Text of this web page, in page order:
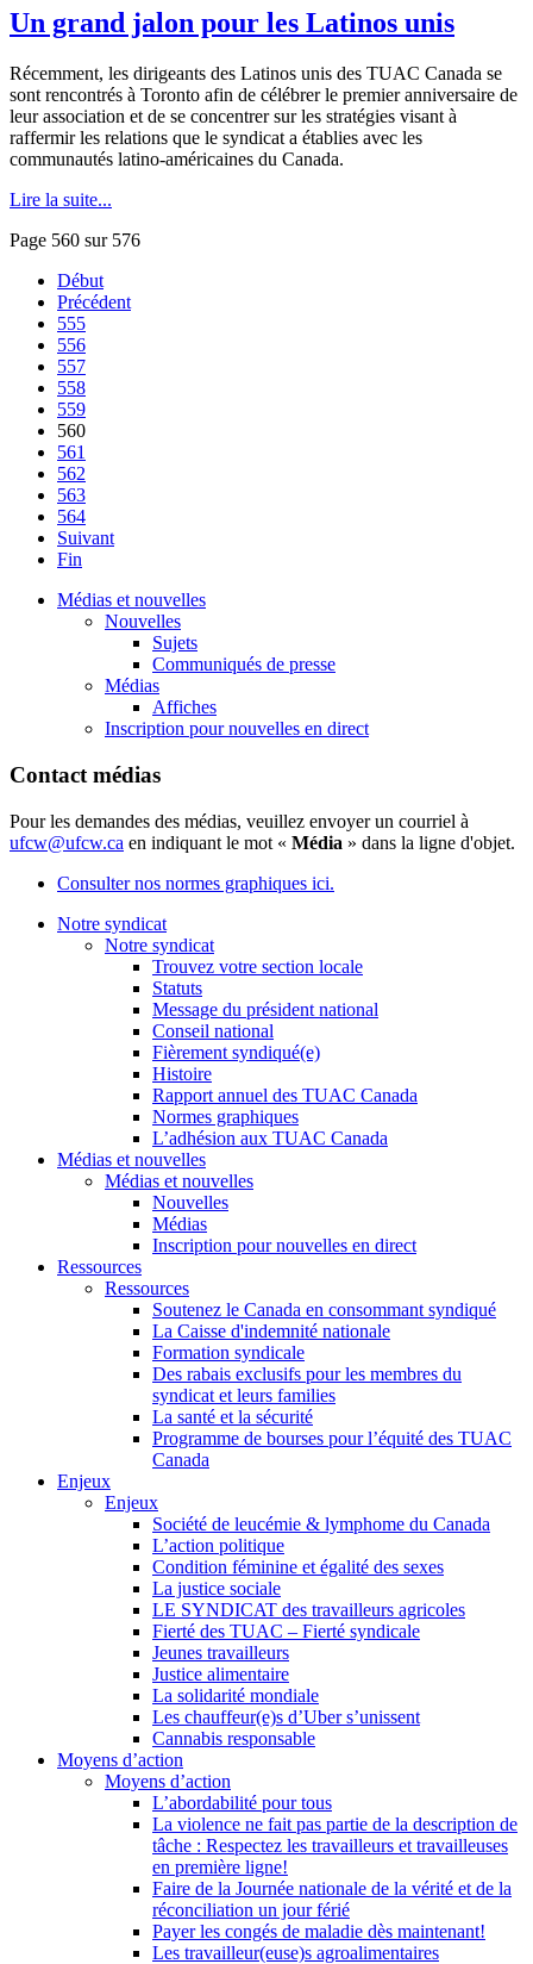
Un grand jalon pour les Latinos unis
Récemment, les dirigeants des Latinos unis des TUAC Canada se
sont rencontrés à Toronto afin de célébrer le premier anniversaire de
leur association et de se concentrer sur les stratégies visant à
raffermir les relations que le syndicat a établies avec les
communautés latino-américaines du Canada.
Lire la suite...
Page 560 sur 576
Début
Précédent
555
556
557
558
559
560
561
562
563
564
Suivant
Fin
Médias et nouvelles
Nouvelles
Sujets
Communiqués de presse
Médias
Affiches
Inscription pour nouvelles en direct
Contact médias
Pour les demandes des médias, veuillez envoyer un courriel à
ufcw@ufcw.ca en indiquant le mot « Média » dans la ligne d'objet.
Consulter nos normes graphiques ici.
Notre syndicat
Notre syndicat
Trouvez votre section locale
Statuts
Message du président national
Conseil national
Fièrement syndiqué(e)
Histoire
Rapport annuel des TUAC Canada
Normes graphiques
L’adhésion aux TUAC Canada
Médias et nouvelles
Médias et nouvelles
Nouvelles
Médias
Inscription pour nouvelles en direct
Ressources
Ressources
Soutenez le Canada en consommant syndiqué
La Caisse d'indemnité nationale
Formation syndicale
Des rabais exclusifs pour les membres du
syndicat et leurs families
La santé et la sécurité
Programme de bourses pour l’équité des TUAC
Canada
Enjeux
Enjeux
Société de leucémie & lymphome du Canada
L’action politique
Condition féminine et égalité des sexes
La justice sociale
LE SYNDICAT des travailleurs agricoles
Fierté des TUAC – Fierté syndicale
Jeunes travailleurs
Justice alimentaire
La solidarité mondiale
Les chauffeur(e)s d’Uber s’unissent
Cannabis responsable
Moyens d’action
Moyens d’action
L’abordabilité pour tous
La violence ne fait pas partie de la description de
tâche : Respectez les travailleurs et travailleuses
en première ligne!
Faire de la Journée nationale de la vérité et de la
réconciliation un jour férié
Payer les congés de maladie dès maintenant!
Les travailleur(euse)s agroalimentaires